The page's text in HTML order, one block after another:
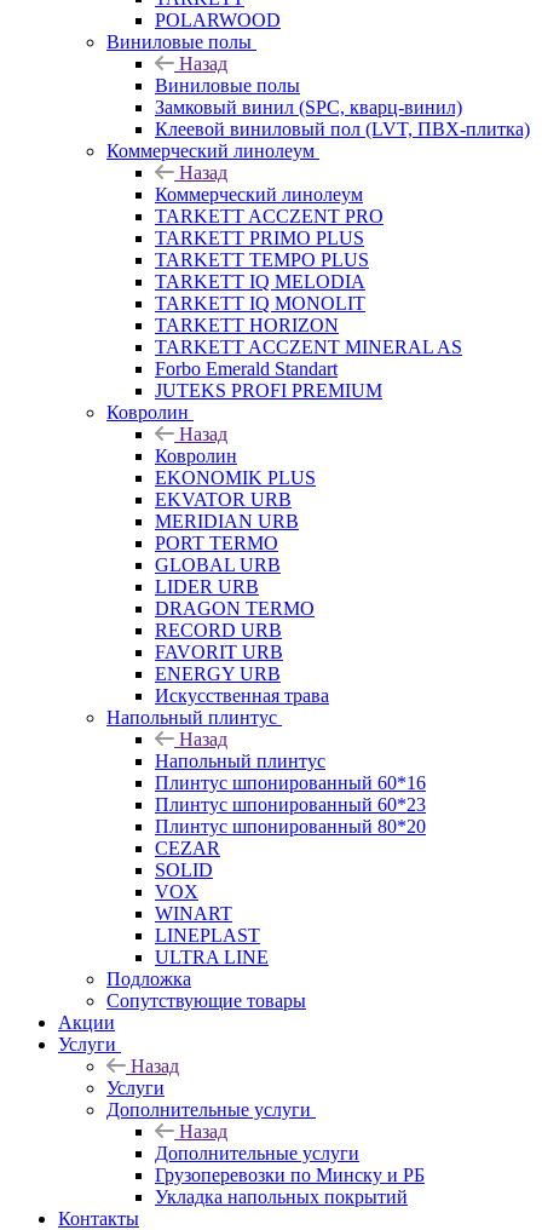
POLARWOOD
Виниловые полы
Назад
Виниловые полы
Замковый винил (SPC, кварц-винил)
Клеевой виниловый пол (LVT, ПВХ-плитка)
Коммерческий линолеум
Назад
Коммерческий линолеум
TARKETT ACCZENT PRO
TARKETT PRIMO PLUS
TARKETT TEMPO PLUS
TARKETT IQ MELODIA
TARKETT IQ MONOLIT
TARKETT HORIZON
TARKETT ACCZENT MINERAL AS
Forbo Emerald Standart
JUTEKS PROFI PREMIUM
Ковролин
Назад
Ковролин
EKONOMIK PLUS
EKVATOR URB
MERIDIAN URB
PORT TERMO
GLOBAL URB
LIDER URB
DRAGON TERMO
RECORD URB
FAVORIT URB
ENERGY URB
Искусственная трава
Напольный плинтус
Назад
Напольный плинтус
Плинтус шпонированный 60*16
Плинтус шпонированный 60*23
Плинтус шпонированный 80*20
CEZAR
SOLID
VOX
WINART
LINEPLAST
ULTRA LINE
Подложка
Сопутствующие товары
Акции
Услуги
Назад
Услуги
Дополнительные услуги
Назад
Дополнительные услуги
Грузоперевозки по Минску и РБ
Укладка напольных покрытий
Контакты